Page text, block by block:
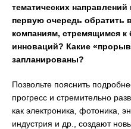
тематических
первую очередь обратить
компаниям, стремящимся
инноваций? Какие
запланированы?
Позвольте пояснить
прогресс и стремительно
как электроника, фотоника,
индустрия и др., создают